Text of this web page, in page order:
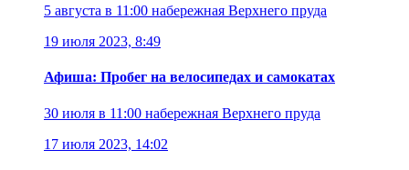
5 августа в 11:00 набережная Верхнего пруда
19 июля 2023, 8:49
Афиша: Пробег на велосипедах и самокатах
30 июля в 11:00 набережная Верхнего пруда
17 июля 2023, 14:02